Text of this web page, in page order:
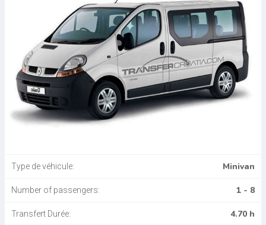
Type de véhicule: Minivan
Number of passengers: 1 - 8
Transfert Durée: 4.70 h